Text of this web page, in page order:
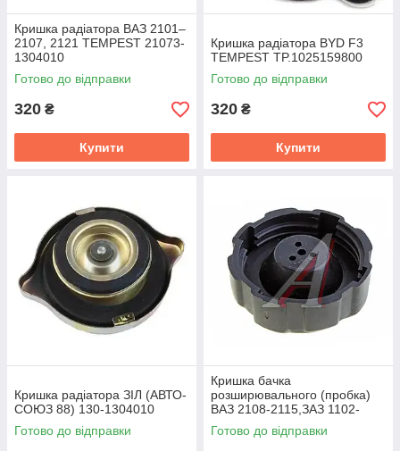
Кришка радіатора ВАЗ 2101–
2107, 2121 TEMPEST 21073-
1304010
Готово до відправки
320 ₴
Купити
Кришка радіатора BYD F3
TEMPEST TP.1025159800
Готово до відправки
320 ₴
Купити
Кришка радіатора ЗІЛ (АВТО-
СОЮЗ 88) 130-1304010
Готово до відправки
Кришка бачка
розширювального (пробка)
ВАЗ 2108-2115,ЗАЗ 1102-
Таврiя (NPS) 21080-1311065
Готово до відправки